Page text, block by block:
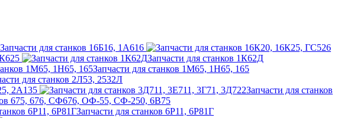
Запчасти для станков 16Б16, 1А616
Запчасти для станков 1К62Д
Запчасти для станков 1М65, 1Н65, 165
для станков 2Л53, 2532Л
2А135
Запчасти для станков
675, 676, СФ676, ОФ-55, СФ-250, 6В75
Запчасти для станков 6Р11, 6Р81Г